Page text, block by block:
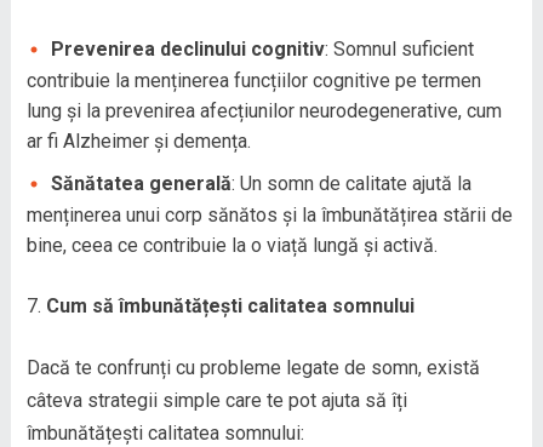
Prevenirea declinului cognitiv: Somnul suficient
contribuie la menținerea funcțiilor cognitive pe termen
lung și la prevenirea afecțiunilor neurodegenerative, cum
ar fi Alzheimer și demența.
Sănătatea generală: Un somn de calitate ajută la
menținerea unui corp sănătos și la îmbunătățirea stării de
bine, ceea ce contribuie la o viață lungă și activă.
Cum să îmbunătățești calitatea somnului
Dacă te confrunți cu probleme legate de somn, există
câteva strategii simple care te pot ajuta să îți
îmbunătățești calitatea somnului: